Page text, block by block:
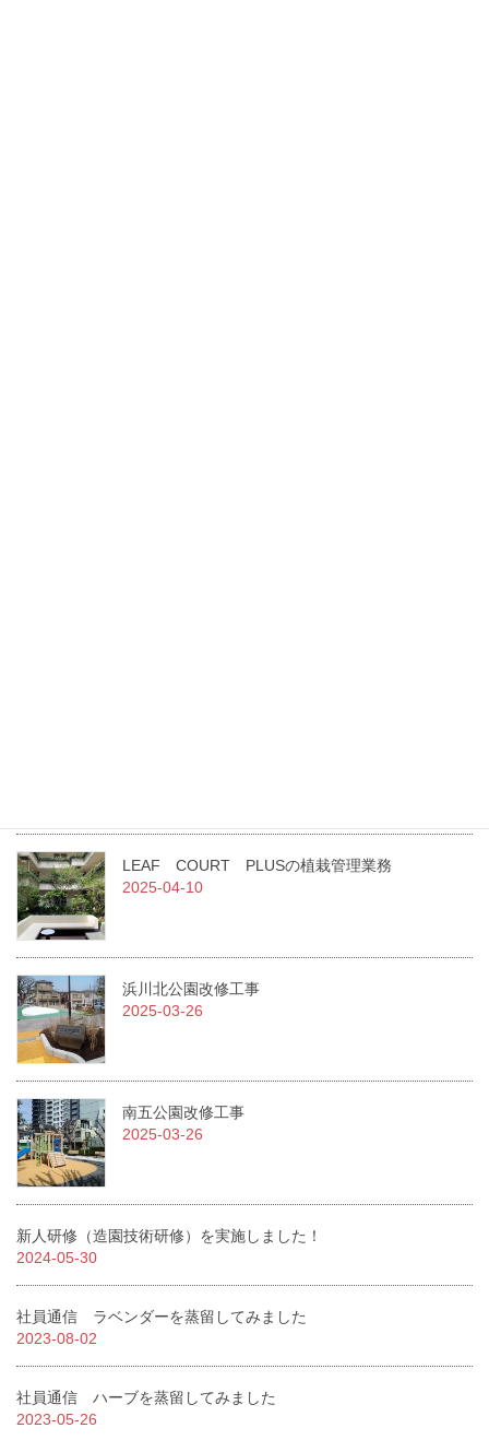
LEAF COURT PLUSの植栽管理業務
2025-04-10
浜川北公園改修工事
2025-03-26
南五公園改修工事
2025-03-26
新人研修（造園技術研修）を実施しました！
2024-05-30
社員通信 ラベンダーを蒸留してみました
2023-08-02
社員通信 ハーブを蒸留してみました
2023-05-26